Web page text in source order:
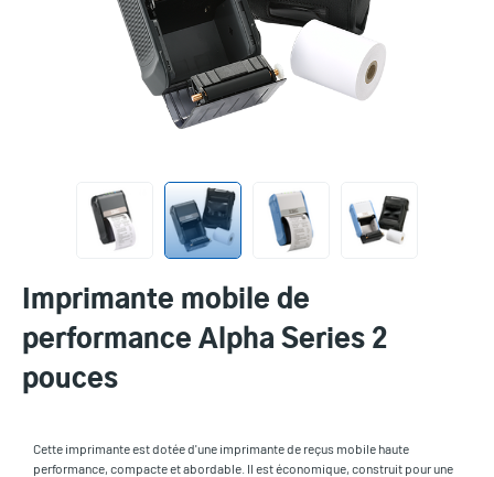
Imprimante mobile de
performance Alpha Series 2
pouces
Cette imprimante est dotée d'une imprimante de reçus mobile haute
performance, compacte et abordable. Il est économique, construit pour une